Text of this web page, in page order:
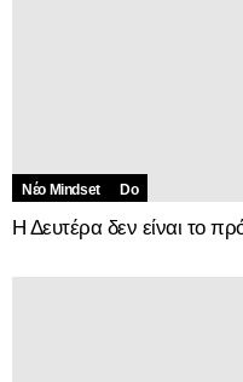
Νέο Mindset Do
Η Δευτέρα δεν είναι το